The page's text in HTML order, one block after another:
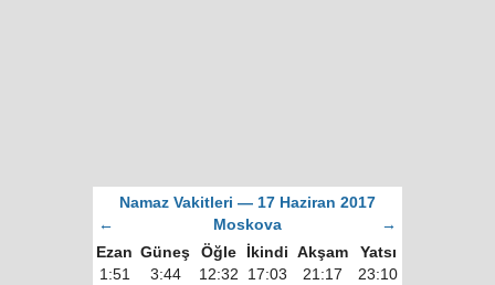
Namaz Vakitleri — 17 Haziran 2017
←
Moskova
→
Ezan Güneş Öğle İkindi Akşam
Yatsı
1:51
3:44 12:32 17:03 21:17 23:10